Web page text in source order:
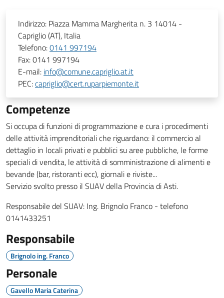
Indirizzo: Piazza Mamma Margherita n. 3 14014 -
Capriglio (AT), Italia
Telefono:0141 997194
Fax:0141 997194
E-mail: info@comune.capriglio.at.it
PEC:capriglio@cert.ruparpiemonte.it
Competenze
Si occupa di funzioni di programmazione e cura i procedimenti
delle attività imprenditoriali che riguardano: il commercio al
dettaglio in locali privati e pubblici su aree pubbliche, le forme
speciali di vendita, le attività di somministrazione di alimenti e
bevande (bar, ristoranti ecc), giornali e riviste...
Servizio svolto presso il SUAV della Provincia di Asti.
Responsabile del SUAV: Ing. Brignolo Franco - telefono
0141433251
Responsabile
Brignolo ing. Franco
Personale
Gavello Maria Caterina